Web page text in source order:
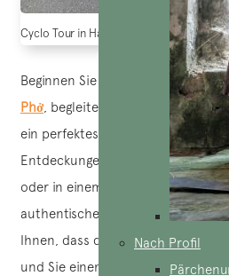
Nach Profil
Cyclo Tour in Hanoi Vietnam
Beginnen Sie Ihren Morgen mit
Phở, begleitet von einer Tasse
ein perfektes Duo, um Energie für
Entdeckungen zu tanken! Sie
oder in einem lokalen Laden
authentischere Erfahrung zu
Ihnen, dass der Geschmack dort
und Sie einen echten Einblick in